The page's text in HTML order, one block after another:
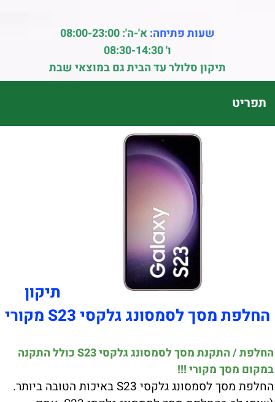
שעות פתיחה:א'-ה': 08:00-23:00
ו' 08:30-14:30
תיקון סלולר עד הבית גם במוצאי שבת
תפריט
תיקון
החלפת מסך לסמסונג גלקסי S23 מקורי
החלפת / התקנת מסך לסמסונג גלקסי S23 כולל התקנה
במקום מסך מקורי !!!
החלפת מסך לסמסונג גלקסי S23 באיכות הטובה ביותר.